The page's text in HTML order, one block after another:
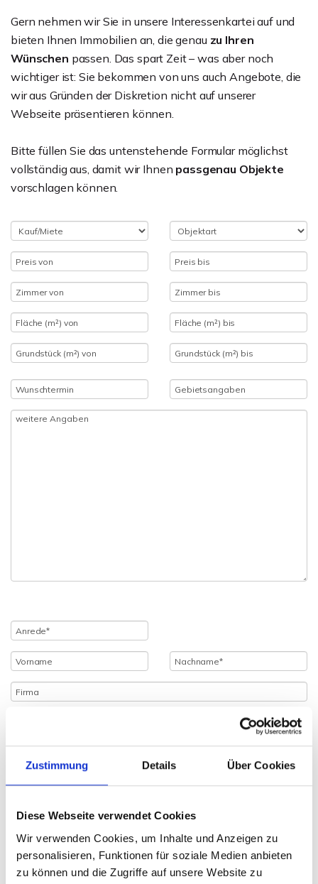
Zustimmung Details Über Cookies
Diese Webseite verwendet Cookies
Wir verwenden Cookies, um Inhalte und Anzeigen zu
personalisieren, Funktionen für soziale Medien anbieten
zu können und die Zugriffe auf unsere Website zu
Gern nehmen wir Sie in unsere Interessenkartei auf und
bieten Ihnen Immobilien an, die genau zu Ihren
Wünschen passen. Das spart Zeit – was aber noch
wichtiger ist: Sie bekommen von uns auch Angebote, die
wir aus Gründen der Diskretion nicht auf unserer
Webseite präsentieren können.
Bitte füllen Sie das untenstehende Formular möglichst
vollständig aus, damit wir Ihnen passgenau Objekte
vorschlagen können.